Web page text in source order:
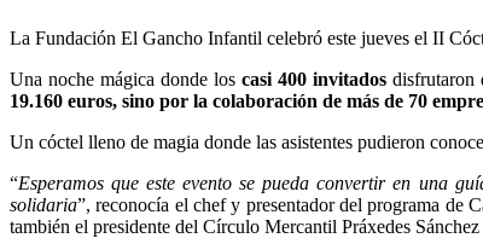
La Fundación El Gancho Infantil celebró este jueves el II
Una noche mágica donde los casi 400 invitadosdisfrutaron
19.160 euros, sino por la colaboración de más de 70
Un cóctel lleno de magia donde las asistentes pudieron
“Esperamos que este evento se pueda convertir en una
solidaria”, reconocía el chef y presentador del programa de
también el presidente del Círculo Mercantil Práxedes